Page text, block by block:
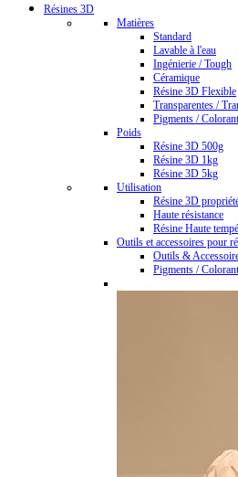
Résines 3D
Matières
Standard
Lavable à l'eau
Ingénierie / Tough
Céramique
Résine 3D Flexible
Transparentes /
Pigments /
Poids
Résine 3D 500g
Résine 3D 1kg
Résine 3D 5kg
Utilisation
Résine 3D
Haute résistance
Résine Haute
Outils et accessoires pour
Outils &
Pigments /